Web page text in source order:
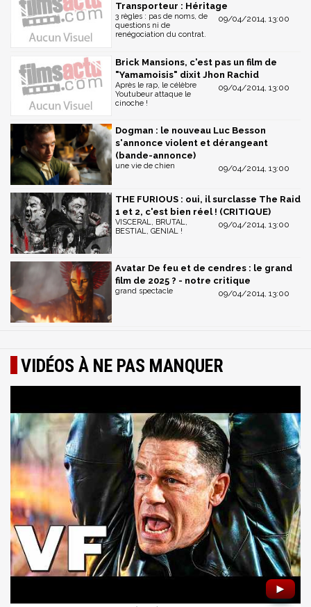
Transporteur : Héritage
09/04/2014, 13:00
3 règles : pas de noms, de
questions ni de
renégociation du contrat.
Brick Mansions, c'est pas un film de
"Yamamoisis" dixit Jhon Rachid
09/04/2014, 13:00
Après le rap, le célèbre
Youtubeur attaque le
cinoche !
Dogman : le nouveau Luc Besson
s'annonce violent et dérangeant
(bande-annonce)
09/04/2014, 13:00
une vie de chien
THE FURIOUS : oui, il surclasse The Raid
1 et 2, c'est bien réel ! (CRITIQUE)
09/04/2014, 13:00
VISCERAL, BRUTAL,
BESTIAL, GENIAL !
Avatar De feu et de cendres : le grand
film de 2025 ? - notre critique
09/04/2014, 13:00
grand spectacle
VIDÉOS À NE PAS MANQUER
►